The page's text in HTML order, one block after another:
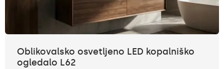
Oblikovalsko osvetljeno LED kopalniško
ogledalo L62